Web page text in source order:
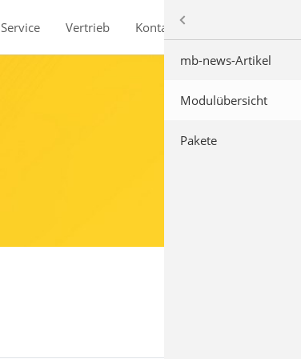
Service Vertrieb Kontakt mb AEC Software GmbH
Produkte
BauStatik mb-news-Artikel
Modulübersicht
Pakete